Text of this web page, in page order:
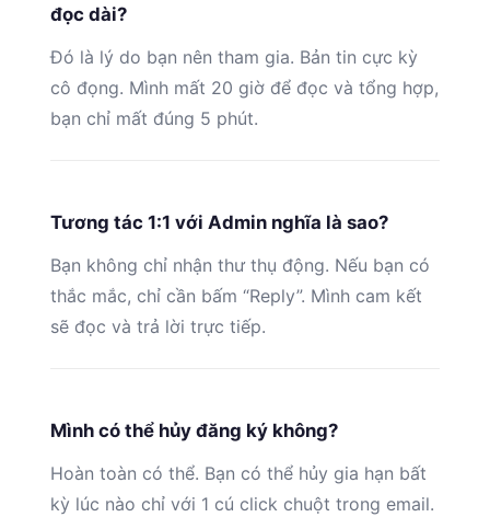
đọc dài?
Đó là lý do bạn nên tham gia. Bản tin cực kỳ
cô đọng. Mình mất 20 giờ để đọc và tổng hợp,
bạn chỉ mất đúng 5 phút.
Tương tác 1:1 với Admin nghĩa là sao?
Bạn không chỉ nhận thư thụ động. Nếu bạn có
thắc mắc, chỉ cần bấm “Reply”. Mình cam kết
sẽ đọc và trả lời trực tiếp.
Mình có thể hủy đăng ký không?
Hoàn toàn có thể. Bạn có thể hủy gia hạn bất
kỳ lúc nào chỉ với 1 cú click chuột trong email.